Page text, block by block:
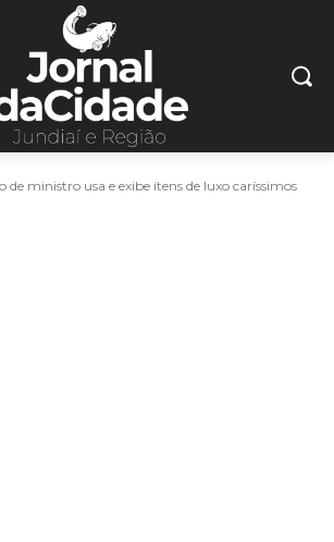
de ministro usa e exibe ítens de luxo caríssimos